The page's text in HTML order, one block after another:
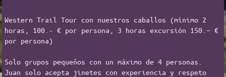
Western Trail Tour con nuestros caballos (mínimo 2
horas, 100.- € por persona, 3 horas excursión 150.– €
por persona)
Solo grupos pequeños con un máximo de 4 personas.
Juan solo acepta jinetes con experiencia y respeto